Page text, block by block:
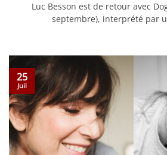
Luc Besson est de retour avec
septembre), interprété par
25
Juil